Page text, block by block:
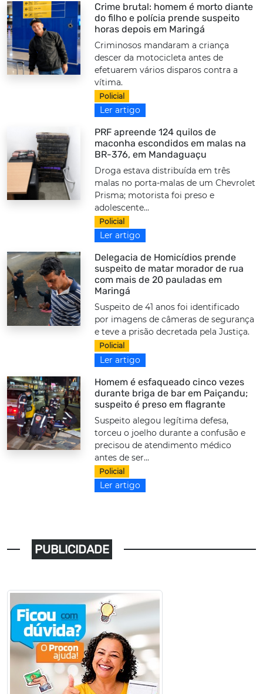
Crime brutal: homem é morto diante
do filho e polícia prende suspeito
horas depois em Maringá
Criminosos mandaram a criança
descer da motocicleta antes de
efetuarem vários disparos contra a
vítima.
Policial
Ler artigo
PRF apreende 124 quilos de
maconha escondidos em malas na
BR-376, em Mandaguaçu
Droga estava distribuída em três
malas no porta-malas de um Chevrolet
Prisma; motorista foi preso e
adolescente...
Policial
Ler artigo
Delegacia de Homicídios prende
suspeito de matar morador de rua
com mais de 20 pauladas em
Maringá
Suspeito de 41 anos foi identificado
por imagens de câmeras de segurança
e teve a prisão decretada pela Justiça.
Policial
Ler artigo
Homem é esfaqueado cinco vezes
durante briga de bar em Paiçandu;
suspeito é preso em flagrante
Suspeito alegou legítima defesa,
torceu o joelho durante a confusão e
precisou de atendimento médico
antes de ser...
Policial
Ler artigo
PUBLICIDADE